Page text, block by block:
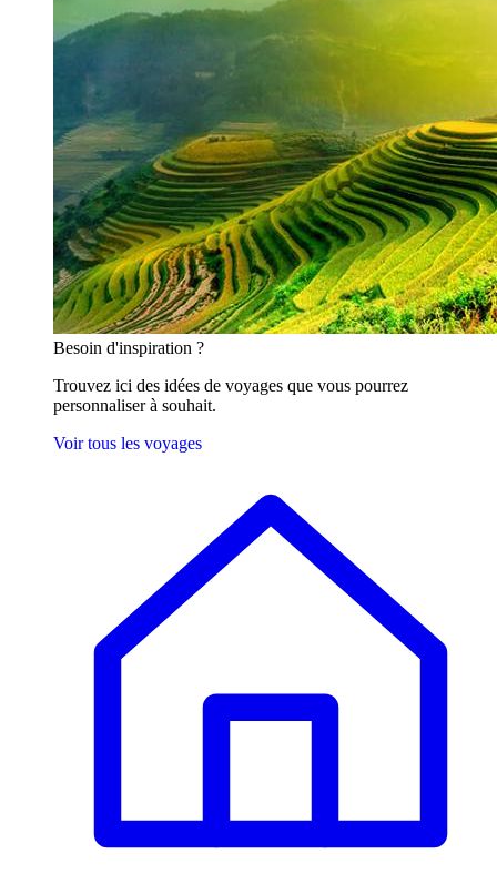
Besoin d'inspiration ?
Trouvez ici des idées de voyages que vous pourrez
personnaliser à souhait.
Voir tous les voyages